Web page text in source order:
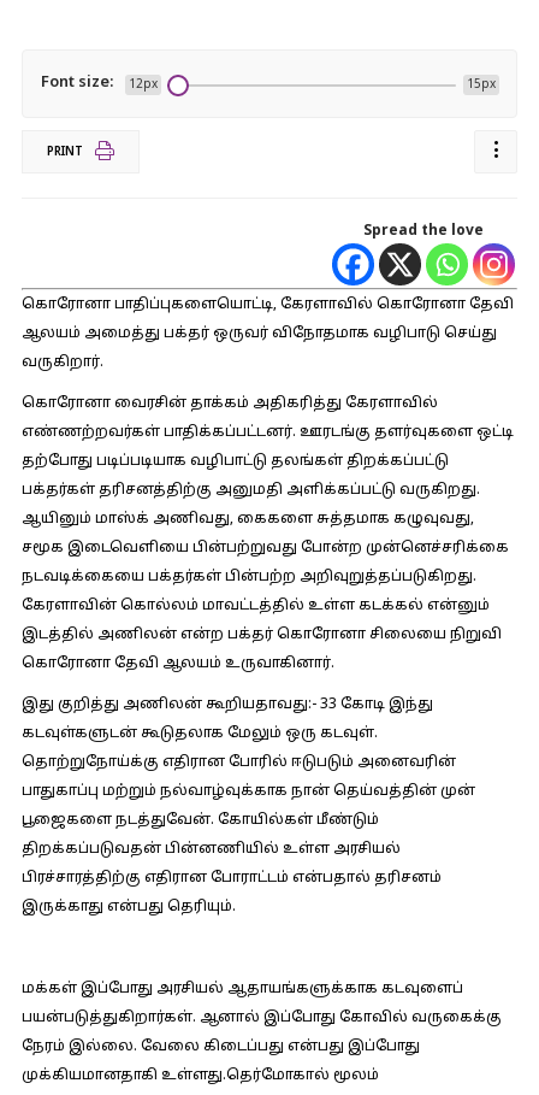
Font size: 12px 15px
PRINT
Spread the love
கொரோனா பாதிப்புகளையொட்டி, கேரளாவில் கொரோனா தேவி
ஆலயம் அமைத்து பக்தர் ஒருவர் விநோதமாக வழிபாடு செய்து
வருகிறார்.
கொரோனா வைரசின் தாக்கம் அதிகரித்து கேரளாவில்
எண்ணற்றவர்கள் பாதிக்கப்பட்டனர். ஊரடங்கு தளர்வுகளை ஒட்டி
தற்போது படிப்படியாக வழிபாட்டு தலங்கள் திறக்கப்பட்டு
பக்தர்கள் தரிசனத்திற்கு அனுமதி அளிக்கப்பட்டு வருகிறது.
ஆயினும் மாஸ்க் அணிவது, கைகளை சுத்தமாக கழுவுவது,
சமூக இடைவெளியை பின்பற்றுவது போன்ற முன்னெச்சரிக்கை
நடவடிக்கையை பக்தர்கள் பின்பற்ற அறிவுறுத்தப்படுகிறது.
கேரளாவின் கொல்லம் மாவட்டத்தில் உள்ள கடக்கல் என்னும்
இடத்தில் அணிலன் என்ற பக்தர் கொரோனா சிலையை நிறுவி
கொரோனா தேவி ஆலயம் உருவாகினார்.
இது குறித்து அணிலன் கூறியதாவது:-33 கோடி இந்து
கடவுள்களுடன் கூடுதலாக மேலும் ஒரு கடவுள்.
தொற்றுநோய்க்கு எதிரான போரில் ஈடுபடும் அனைவரின்
பாதுகாப்பு மற்றும் நல்வாழ்வுக்காக நான் தெய்வத்தின் முன்
பூஜைகளை நடத்துவேன். கோயில்கள் மீண்டும்
திறக்கப்படுவதன் பின்னணியில் உள்ள அரசியல்
பிரச்சாரத்திற்கு எதிரான போராட்டம் என்பதால் தரிசனம்
இருக்காது என்பது தெரியும்.
மக்கள் இப்போது அரசியல் ஆதாயங்களுக்காக கடவுளைப்
பயன்படுத்துகிறார்கள். ஆனால் இப்போது கோவில் வருகைக்கு
நேரம் இல்லை. வேலை கிடைப்பது என்பது இப்போது
முக்கியமானதாகி உள்ளது.தெர்மோகால் மூலம்